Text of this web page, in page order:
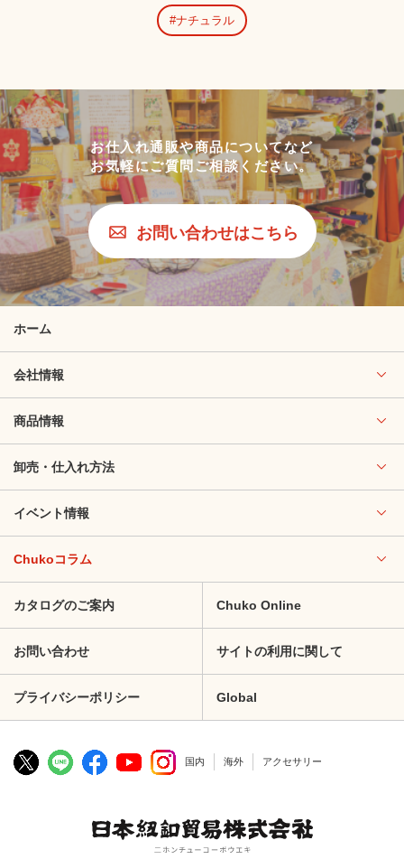
ナチュラル
お仕入れ通販や商品についてなど
お気軽にご質問ご相談ください。
お問い合わせはこちら
ホーム
会社情報
商品情報
卸売・仕入れ方法
イベント情報
Chukoコラム
カタログのご案内 Chuko Online
お問い合わせ サイトの利用に関して
プライバシーポリシー Global
国内 海外 アクセサリー